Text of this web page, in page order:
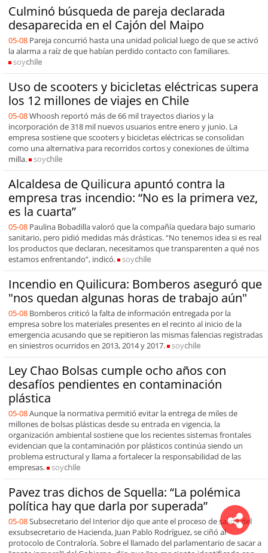
Culminó búsqueda de pareja declarada
desaparecida en el Cajón del Maipo
05-08 Pareja concurrió hasta una unidad policial luego de que se activó
la alarma a raíz de que habían perdido contacto con familiares.
soychile
Uso de scooters y bicicletas eléctricas supera
los 12 millones de viajes en Chile
05-08Whoosh reportó más de 66 mil trayectos diarios y la
incorporación de 318 mil nuevos usuarios entre enero y junio. La
empresa sostiene que scooters y bicicletas eléctricas se consolidan
como una alternativa para recorridos cortos y conexiones de última
milla.
soychile
Alcaldesa de Quilicura apuntó contra la
empresa tras incendio: “No es la primera vez,
es la cuarta”
05-08 Paulina Bobadilla valoró que la compañía quedara bajo sumario
sanitario, pero pidió medidas más drásticas. “No tenemos idea si es real
los productos que declaran, necesitamos que transparenten a qué nos
estamos enfrentando”, indicó.
soychile
Incendio en Quilicura: Bomberos aseguró que
"nos quedan algunas horas de trabajo aún"
05-08 Bomberos criticó la falta de información entregada por la
empresa sobre los materiales presentes en el recinto al inicio de la
emergencia acusando que se repitieron las mismas falencias registradas
en siniestros ocurridos en 2013, 2014 y 2017.
soychile
Ley Chao Bolsas cumple ocho años con
desafíos pendientes en contaminación
plástica
05-08Aunque la normativa permitió evitar la entrega de miles de
millones de bolsas plásticas desde su entrada en vigencia, la
organización ambiental sostiene que los recientes sistemas frontales
evidencian que la contaminación por plásticos continúa siendo un
problema estructural y llama a fortalecer la responsabilidad de las
empresas.
soychile
Pavez tras dichos de Squella: “La polémica
política hay que darla por superada”
05-08Subsecretario del Interior dijo que ante el proceso de salida del
exsubsecretario de Hacienda, Juan Pablo Rodríguez, se ciñó al
protocolo de Contraloría. Sobre el llamado del parlamentario de sacar a